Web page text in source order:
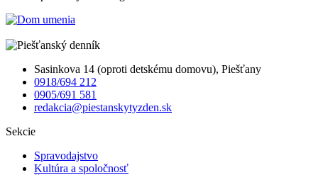
Sasinkova 14 (oproti detskému domovu), Piešťany
0918/694 212
0905/691 581
redakcia@piestanskytyzden.sk
Sekcie
Spravodajstvo
Kultúra a spoločnosť